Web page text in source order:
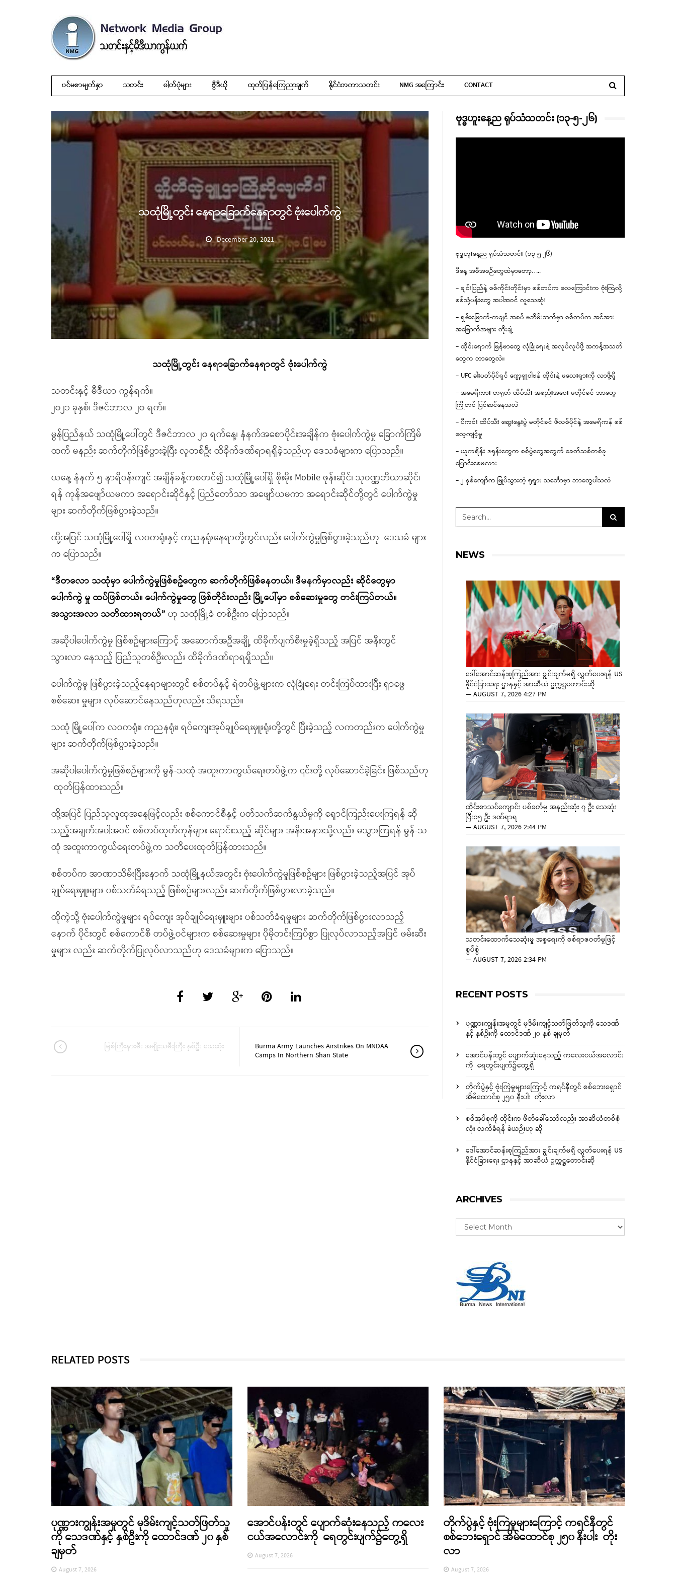
ပင်မစာမျက်နှာ သတင်း ဓါတ်ပုံများ ဗွီဒီယို ထုတ်ပြန်ကြေညာချက် နိုင်ငံတကာသတင်း NMG အကြောင်း CONTACT
သထုံမြို့တွင်း နေရာခြောက်နေရာတွင် ဗုံးပေါက်ကွဲ
December 20, 2021
သထုံမြို့တွင်း နေရာခြောက်နေရာတွင် ဗုံးပေါက်ကွဲ
သတင်းနှင့် မီဒီယာ ကွန်ရက်။
၂၀၂၁ ခုနှစ်၊ ဒီဇင်ဘာလ ၂၀ ရက်။
မွန်ပြည်နယ် သထုံမြို့ပေါ်တွင် ဒီဇင်ဘာလ ၂၀ ရက်နေ့၊ နံနက်အစောပိုင်းအချိန်က ဗုံးပေါက်ကွဲမှု ခြောက်ကြိမ်
ထက် မနည်း ဆက်တိုက်ဖြစ်ပွားခဲ့ပြီး လူတစ်ဦး ထိခိုက်ဒဏ်ရာရရှိခဲ့သည်ဟု ဒေသခံများက ပြောသည်။
ယနေ့ နံနက် ၅ နာရီဝန်းကျင် အချိန်ခန့်ကစတင်၍ သထုံမြို့ပေါ်ရှိ စိုးမိုး Mobile ဖုန်းဆိုင်၊ သုဝဏ္ဏဘီယာဆိုင်၊
ရန် ကုန်အဖျော်ယမကာ အရောင်းဆိုင်နှင့် ပြည်တော်သာ အဖျော်ယမကာ အရောင်းဆိုင်တို့တွင် ပေါက်ကွဲမှု
များ ဆက်တိုက်ဖြစ်ပွားခဲ့သည်။
ထို့အပြင် သထုံမြို့ပေါ်ရှိ လဝကရုံးနှင့် ကညနရုံးနေရာတို့တွင်လည်း ပေါက်ကွဲမှုဖြစ်ပွားခဲ့သည်ဟု ဒေသခံ များ
က ပြောသည်။
“ဒီတလော သထုံမှာ ပေါက်ကွဲမှုဖြစ်စဥ်တွေက ဆက်တိုက်ဖြစ်နေတယ်။ ဒီမနက်မှာလည်း ဆိုင်တွေမှာ
ပေါက်ကွဲ မှု ထပ်ဖြစ်တယ်။ ပေါက်ကွဲမှုတွေ ဖြစ်တိုင်းလည်း မြို့ပေါ်မှာ စစ်ဆေးမှုတွေ တင်းကြပ်တယ်။
အသွားအလာ သတိထားရတယ်” ဟု သထုံမြို့ခံ တစ်ဦးက ပြောသည်။
အဆိုပါပေါက်ကွဲမှု ဖြစ်စဥ်များကြောင့် အဆောက်အဦအချို့ ထိခိုက်ပျက်စီးမှုခဲ့ရှိသည့် အပြင် အနီးတွင်
သွားလာ နေသည့် ပြည်သူတစ်ဦးလည်း ထိခိုက်ဒဏ်ရာရရှိသည်။
ပေါက်ကွဲမှု ဖြစ်ပွားခဲ့သည့်နေရာများတွင် စစ်တပ်နှင့် ရဲတပ်ဖွဲ့များက လုံခြုံရေး တင်းကြပ်ထားပြီး ရှာဖွေ
စစ်ဆေး မှုများ လုပ်ဆောင်နေသည်ဟုလည်း သိရသည်။
သထုံ မြို့ပေါ်က လဝကရုံး၊ ကညနရုံး၊ ရပ်ကျေးအုပ်ချုပ်ရေးမှူးရုံးတို့တွင် ပြီးခဲ့သည့် လကတည်းက ပေါက်ကွဲမှု
များ ဆက်တိုက်ဖြစ်ပွားခဲ့သည်။
အဆိုပါပေါက်ကွဲမှုဖြစ်စဉ်များကို မွန်-သထုံ အထူးကာကွယ်ရေးတပ်ဖွဲ့က ၎င်းတို့ လုပ်ဆောင်ခဲ့ခြင်း ဖြစ်သည်ဟု
ထုတ်ပြန်ထားသည်။
ထို့အပြင် ပြည်သူလူထုအနေဖြင့်လည်း စစ်ကောင်စီနှင့် ပတ်သက်ဆက်နွယ်မှုကို ရှောင်ကြည်းပေးကြရန် ဆို
သည့်အချက်အပါအဝင် စစ်တပ်ထုတ်ကုန်များ ရောင်းသည့် ဆိုင်များ အနီးအနားသို့လည်း မသွားကြရန် မွန်-သ
ထုံ အထူးကာကွယ်ရေးတပ်ဖွဲ့က သတိပေးထုတ်ပြန်ထားသည်။
စစ်တပ်က အာဏာသိမ်းပြီးနောက် သထုံမြို့နယ်အတွင်း ဗုံးပေါက်ကွဲမှုဖြစ်စဥ်များ ဖြစ်ပွားခဲ့သည့်အပြင် အုပ်
ချုပ်ရေးမှူးများ ပစ်သတ်ခံရသည့် ဖြစ်စဥ်များလည်း ဆက်တိုက်ဖြစ်ပွားလာခဲ့သည်။
ထိုကဲ့သို့ ဗုံးပေါက်ကွဲမှုများ ရပ်ကျေး အုပ်ချုပ်ရေးမှူးများ ပစ်သတ်ခံရမှုများ ဆက်တိုက်ဖြစ်ပွားလာသည့်
နောက် ပိုင်းတွင် စစ်ကောင်စီ တပ်ဖွဲ့ဝင်များက စစ်ဆေးမှုများ ပိုမိုတင်းကြပ်စွာ ပြုလုပ်လာသည့်အပြင် ဖမ်းဆီး
မှုများ လည်း ဆက်တိုက်ပြုလုပ်လာသည်ဟု ဒေသခံများက ပြောသည်။
မြစ်ကြီးနားမီး အမျိုးသမီးကြီး နှစ်ဦး သေဆုံး Burma Army Launches Airstrikes On MNDAA
Camps In Northern Shan State
ဗုဒ္ဓဟူးနေ့ည ရုပ်သံသတင်း (၁၃-၅-၂၆)
ဗုဒ္ဓဟူးနေ့ည ရုပ်သံသတင်း (၁၃-၅-၂၆)
ဒီနေ့ အစီအစဉ်တွေထဲမှာတော့…..
– ချင်းပြည်နဲ့ စစ်ကိုင်းတိုင်းမှာ စစ်တပ်က လေကြောင်းက ဗုံးကြဲလို့
စစ်သုံ့ပန်းတွေ အပါအဝင် လူသေဆုံး
– ရှမ်းမြောက်-ကချင် အစပ် မဘိမ်းဘက်မှာ စစ်တပ်က အင်အား
အမြောက်အများ တိုးချဲ့
– ထိုင်းရောက် မြန်မာတွေ လုံခြုံရေးနဲ့ အလုပ်လုပ်ဖို့ အကန့်အသတ်
တွေက ဘာတွေလဲ။
– UFC ခါးပတ်ပိုင်ရှင် ဂျော့ရှူဝါဗန် ထိုင်းနဲ့ မလေးရှားကို လာဖို့ရှိ
– အမေရိကား-တရုတ် ထိပ်သီး အစည်းအဝေး မတိုင်ခင် ဘာတွေ
ကြိုတင် ပြင်ဆင်နေသလဲ
– ပီကင်း ထိပ်သီး ဆွေးနွေးပွဲ မတိုင်ခင် ဖိလစ်ပိုင်နဲ့ အမေရိကန် စစ်
လေ့ကျင့်မှု
– ယူကရိန်း ဒရုန်းတွေက စစ်ပွဲတွေအတွက် ခေတ်သစ်တစ်ခု
ပြောင်းစေမလား
– ၂ နှစ်ကျော်က မြုပ်သွားတဲ့ ရုရှား သင်္ဘောမှာ ဘာတွေပါသလဲ
NEWS
ဒေါ်အောင်ဆန်းစုကြည်အား ချွင်းချက်မရှိ လွှတ်ပေးရန် US
နိုင်ငံခြားရေး ဌာနနှင့် အာဆီယံ ဥက္ကဋ္ဌတောင်းဆို
—AUGUST 7, 2026 4:27 PM
ထိုင်းစာသင်ကျောင်း ပစ်ခတ်မှု အနည်းဆုံး ၇ ဦး သေဆုံး
ပြီး၁၅ ဦး ဒဏ်ရာရ
—AUGUST 7, 2026 2:44 PM
သတင်းထောက်သေဆုံးမှု အစ္စရေးကို စစ်ရာဇဝတ်မှုဖြင့်
စွပ်စွဲ
—AUGUST 7, 2026 2:34 PM
RECENT POSTS
ပုဏ္ဏားကျွန်းအမှုတွင် မုဒိမ်းကျင့်သတ်ဖြတ်သူကို သေဒဏ်
နှင့် နှစ်ဦးကို ထောင်ဒဏ် ၂၀ နှစ် ချမှတ်
အောင်ပန်းတွင် ပျောက်ဆုံးနေသည့် ကလေးငယ်အလောင်း
ကို ရေတွင်းပျက်၌တွေ့ရှိ
တိုက်ပွဲနှင့် ဗုံးကြဲမှုများကြောင့် ကရင်နီတွင် စစ်ဘေးရှောင်
အိမ်ထောင်စု ၂၅၀ နီးပါး တိုးလာ
စစ်အုပ်စုကို ထိုင်းက ဖိတ်ခေါ်သော်လည်း အာဆီယံတစ်စုံ
လုံး လက်ခံရန် ခဲယဉ်းဟု ဆို
ဒေါ်အောင်ဆန်းစုကြည်အား ချွင်းချက်မရှိ လွှတ်ပေးရန် US
နိုင်ငံခြားရေး ဌာနနှင့် အာဆီယံ ဥက္ကဋ္ဌတောင်းဆို
ARCHIVES
RELATED POSTS
ပုဏ္ဏားကျွန်းအမှုတွင် မုဒိမ်းကျင့်သတ်ဖြတ်သူ
ကို သေဒဏ်နှင့် နှစ်ဦးကို ထောင်ဒဏ် ၂၀ နှစ်
ချမှတ်
August 7, 2026
အောင်ပန်းတွင် ပျောက်ဆုံးနေသည့် ကလေး
ငယ်အလောင်းကို ရေတွင်းပျက်၌တွေ့ရှိ
August 7, 2026
တိုက်ပွဲနှင့် ဗုံးကြဲမှုများကြောင့် ကရင်နီတွင်
စစ်ဘေးရှောင် အိမ်ထောင်စု ၂၅၀ နီးပါး တိုး
လာ
August 7, 2026